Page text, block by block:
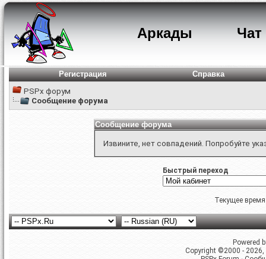
Аркады Чат
Регистрация
Справка
PSPx форум
Сообщение форума
Сообщение форума
Извините, нет совпадений. Попробуйте
Быстрый переход
Текущее
Powered
Copyright ©2000 -